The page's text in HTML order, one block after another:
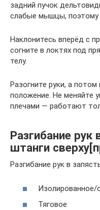
задний пучок
слабые мышцы, поэтому
Наклонитесь вперёд с
согните в локтях под
телу.
Разогните руки, а
положение. Не меняйте
плечами — работают
Разгибание рук
штанги
Разгибание рук в
Изолированное/
Тяговое